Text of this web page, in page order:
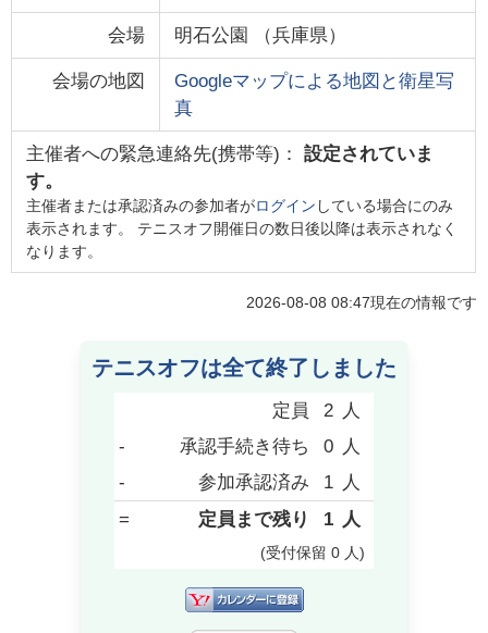
会場 明石公園 （兵庫県）
会場の地図
Googleマップによる地図と衛星写
真
主催者への緊急連絡先(携帯等)： 設定されていま
す。
主催者または承認済みの参加者がログイン している場合にのみ
表示されます。 テニスオフ開催日の数日後以降は表示されなく
なります。
2026-08-08 08:47現在の情報です
テニスオフは全て終了しました
定員 2 人
-
承認手続き待ち 0 人
-
参加承認済み 1 人
=
定員まで残り 1 人
(受付保留 0 人)